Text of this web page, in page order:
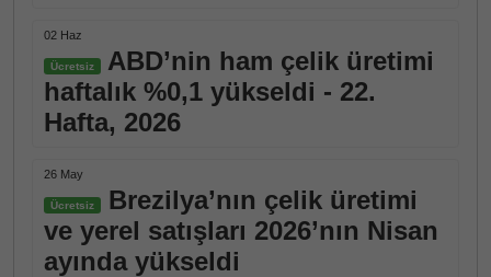
02 Haz
Ücretsiz
ABD’nin ham çelik üretimi
haftalık %0,1 yükseldi - 22.
Hafta, 2026
26 May
Ücretsiz
Brezilya’nın çelik üretimi
ve yerel satışları 2026’nın Nisan
ayında yükseldi